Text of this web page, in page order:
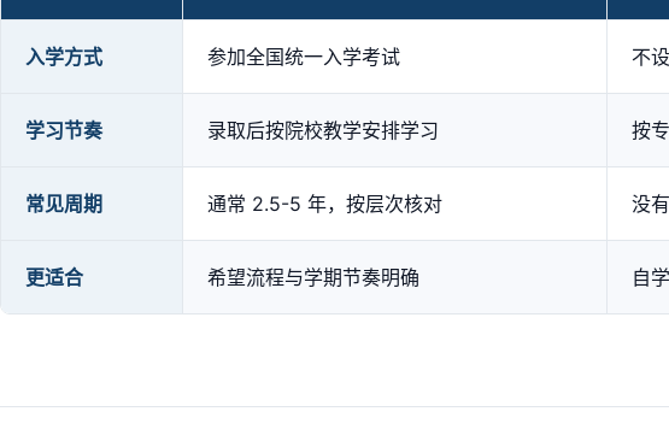
入学方式 参加全国统一入学考试 不
学习节奏 录取后按院校教学安排学习 按
常见周期 通常 2.5-5 年，按层次核对 没
更适合 希望流程与学期节奏明确 自